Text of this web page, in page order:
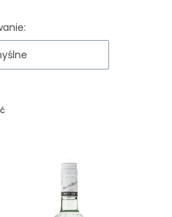
produktów